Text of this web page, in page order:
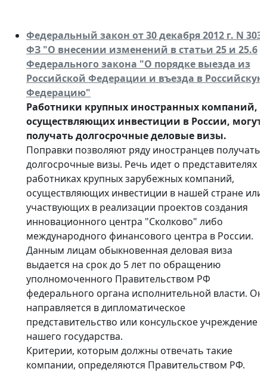
Федеральный закон от 30 декабря 2012 г. N 303-
ФЗ "О внесении изменений в статьи 25 и 25.6
Федерального закона "О порядке выезда из
Российской Федерации и въезда в Российскую
Федерацию"
Работники крупных иностранных компаний,
осуществляющих инвестиции в России, могут
получать долгосрочные деловые визы.
Поправки позволяют ряду иностранцев получать
долгосрочные визы. Речь идет о представителях и
работниках крупных зарубежных компаний,
осуществляющих инвестиции в нашей стране или
участвующих в реализации проектов создания
инновационного центра "Сколково" либо
международного финансового центра в России.
Данным лицам обыкновенная деловая виза
выдается на срок до 5 лет по обращению
уполномоченного Правительством РФ
федерального органа исполнительной власти.
направляется в дипломатическое
представительство или консульское учреждение
нашего государства.
Критерии, которым должны отвечать такие
компании, определяются Правительством РФ.